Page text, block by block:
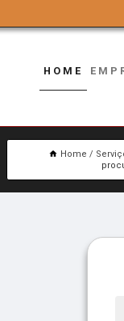
HOME
Home